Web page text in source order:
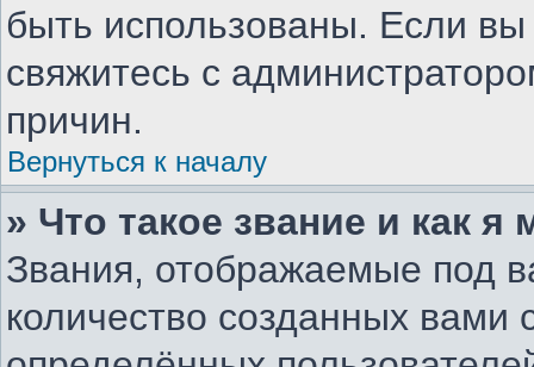
быть использованы. Если
свяжитесь с
причин.
Вернуться к началу
» Что такое звание и как я
Звания, отображаемые под
количество созданных